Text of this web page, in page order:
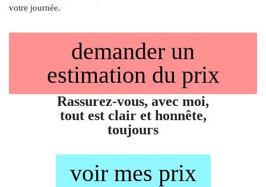
votre journée.
demander un
estimation du prix
Rassurez-vous, avec moi,
tout est clair et honnête,
toujours
voir mes prix